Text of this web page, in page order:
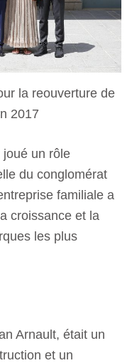
la reouverture de
2017
joué un rôle
du conglomérat
familiale a
croissance et la
les plus
Arnault, était un
et un